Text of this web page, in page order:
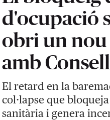
d'ocupació
obri un
amb
El retard en la
col·lapse que
sanitària i genera